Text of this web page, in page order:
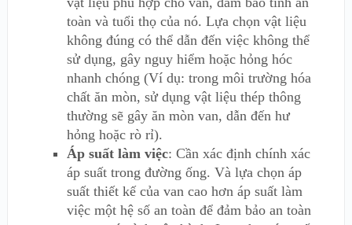
toàn và tuổi thọ của nó. Lựa chọn vật liệu
không đúng có thể dẫn đến việc không thể
sử dụng, gây nguy hiểm hoặc hỏng hóc
nhanh chóng (Ví dụ: trong môi trường hóa
chất ăn mòn, sử dụng vật liệu thép thông
thường sẽ gây ăn mòn van, dẫn đến hư
hỏng hoặc rò rỉ).
Áp suất làm việc: Cần xác định chính xác
áp suất trong đường ống. Và lựa chọn áp
suất thiết kế của van cao hơn áp suất làm
việc một hệ số an toàn để đảm bảo an toàn